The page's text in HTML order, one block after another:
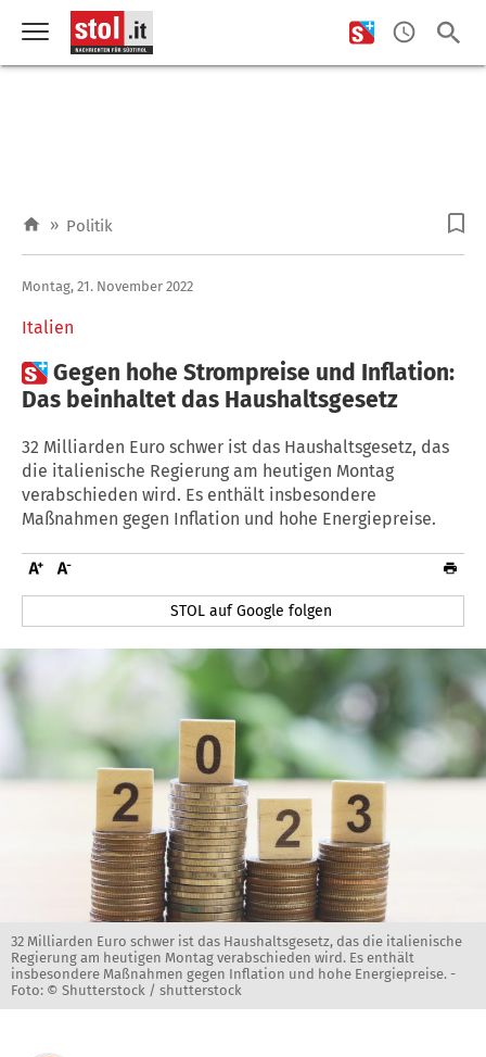
» Politik
Italien
Montag, 21. November 2022
Gegen hohe Strompreise und Inflation:
Das beinhaltet das Haushaltsgesetz
32 Milliarden Euro schwer ist das Haushaltsgesetz, das
die italienische Regierung am heutigen Montag
verabschieden wird. Es enthält insbesondere
Maßnahmen gegen Inflation und hohe Energiepreise.
STOL auf Google folgen
32 Milliarden Euro schwer ist das Haushaltsgesetz, das die italienische
Regierung am heutigen Montag verabschieden wird. Es enthält
insbesondere Maßnahmen gegen Inflation und hohe Energiepreise. -
Foto: © Shutterstock / shutterstock